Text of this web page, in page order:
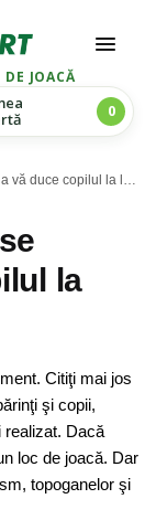
JOACĂ
0
copilul la locul de joacă
la
Citiţi mai jos
şi copii,
realizat. Dacă
loc de joacă. Dar
topoganelor şi